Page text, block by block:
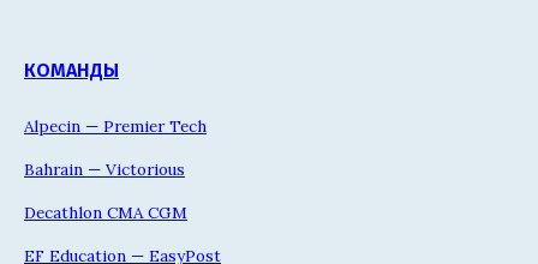
КОМАНДЫ
Alpecin — Premier Tech
Bahrain — Victorious
Decathlon CMA CGM
EF Education — EasyPost